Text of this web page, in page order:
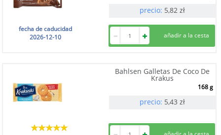
precio: 5,82 zł
fecha de caducidad
2026-12-10
Bahlsen Galletas De Coco De
Krakus
168 g
precio: 5,43 zł